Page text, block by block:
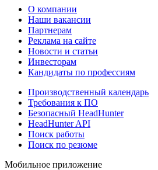
О компании
Наши вакансии
Партнерам
Реклама на сайте
Новости и статьи
Инвесторам
Кандидаты по профессиям
Производственный календарь
Требования к ПО
Безопасный HeadHunter
HeadHunter API
Поиск работы
Поиск по резюме
Мобильное приложение